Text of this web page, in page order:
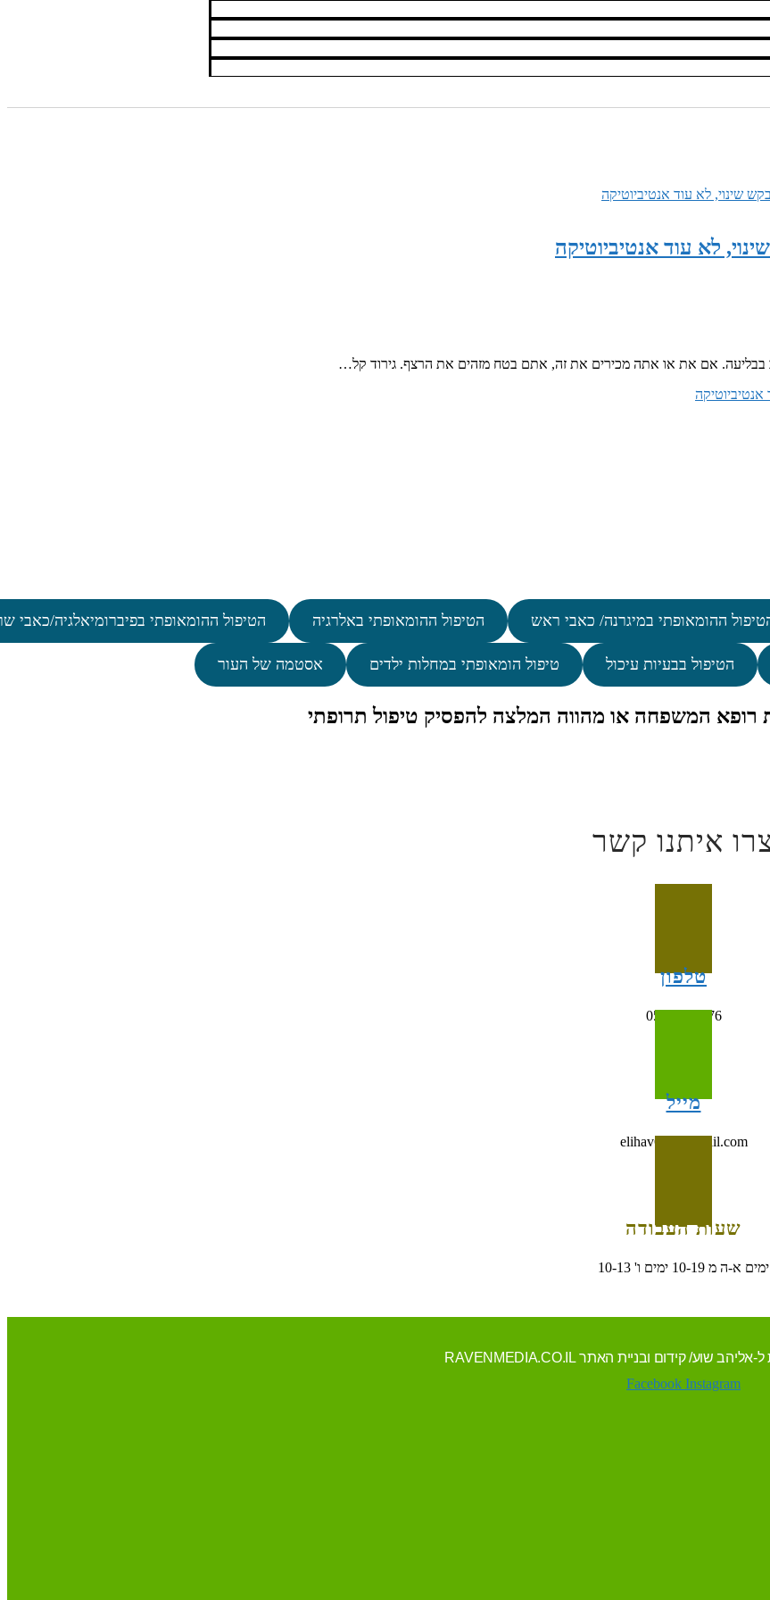
לא עוד אנטיביוטיקה
בבליעה. אם את או אתה מכירים את זה, אתם בטח מזהים את הרצף. גירוד קל…
אנטיביוטיקה
ההומאופתי במיגרנה/ כאבי ראש הטיפול ההומאופתי באלרגיה הטיפול ההומאופתי בפיברומיאלגיה/כאבי
הטיפול בבעיות עיכול טיפול הומאופתי במחלות ילדים אסטמה של העור
רופא המשפחה או מהווה המלצה להפסיק טיפול תרופתי
איתנו קשר
טלפון
054-4993676
מייל
elihav698@gmail.com
שעות העבודה
ימים א-ה מ 10-19 ימים ו' 10-13
Facebook Instagram